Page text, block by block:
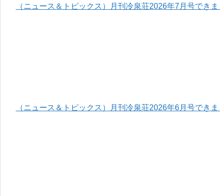
（ニュース＆トピックス）月刊冷泉荘2026年7月号でき
（ニュース＆トピックス）月刊冷泉荘2026年6月号でき